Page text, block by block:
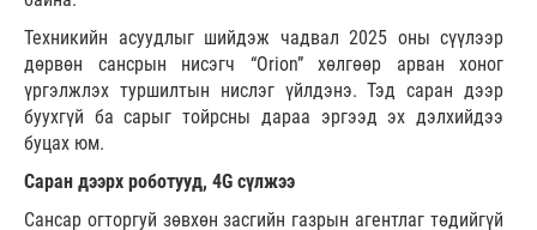
Техникийн асуудлыг шийдэж чадвал 2025 оны сүүлээр
дөрвөн сансрын нисэгч “Orion” хөлгөөр арван хоног
үргэлжлэх туршилтын нислэг үйлдэнэ. Тэд саран дээр
буухгүй ба сарыг тойрсны дараа эргээд эх дэлхийдээ
буцах юм.
Саран дээрх роботууд, 4G сүлжээ
Сансар огторгуй зөвхөн засгийн газрын агентлаг төдийгүй